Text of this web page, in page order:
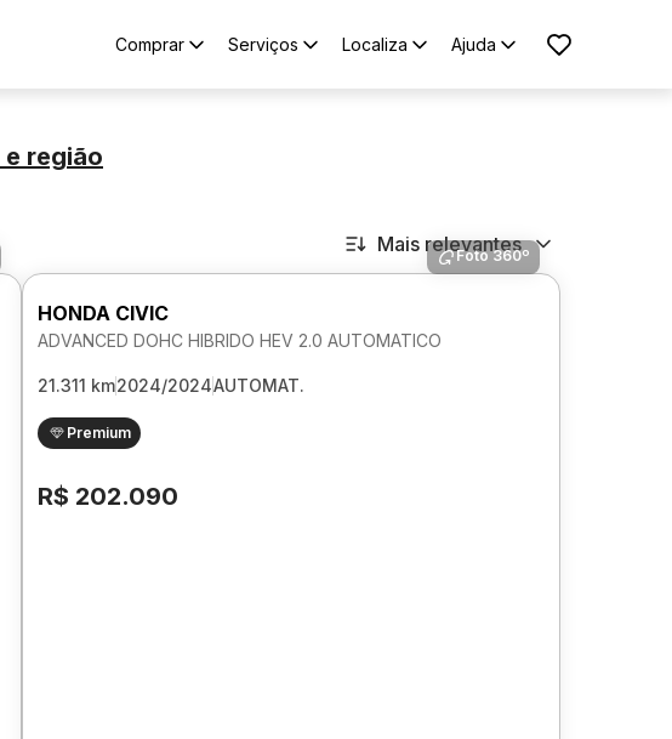
Comprar Serviços Localiza Ajuda
e região
Mais relevantes
Foto 360º
HONDA CIVIC
ADVANCED DOHC HIBRIDO HEV 2.0 AUTOMATICO
21.311 km2024/2024AUTOMAT.
Premium
R$ 202.090